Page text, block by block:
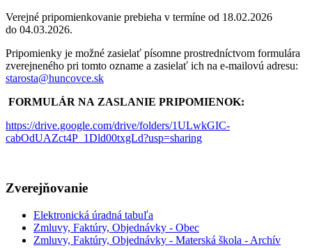
Verejné pripomienkovanie prebieha v termíne od 18.02.2026
do 04.03.2026.
Pripomienky je možné zasielať písomne prostredníctvom formulára
zverejneného pri tomto ozname a zasielať ich na e-mailovú adresu:
starosta@huncovce.sk
FORMULÁR NA ZASLANIE PRIPOMIENOK:
https://drive.google.com/drive/folders/1ULwkGIC-
cabOdUAZct4P_1Dld00txgLd?usp=sharing
Zverejňovanie
Elektronická úradná tabuľa
Zmluvy, Faktúry, Objednávky - Obec
Zmluvy, Faktúry, Objednávky - Materská škola - Archív